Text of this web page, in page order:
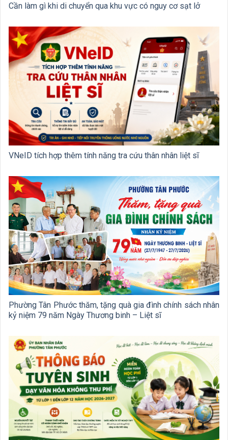
Cần làm gì khi di chuyển qua khu vực có nguy cơ sạt lở
VNeID tích hợp thêm tính năng tra cứu thân nhân liệt sĩ
Phường Tân Phước thăm, tặng quà gia đình chính sách nhân
kỷ niệm 79 năm Ngày Thương binh – Liệt sĩ